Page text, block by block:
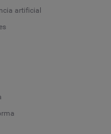
artificial